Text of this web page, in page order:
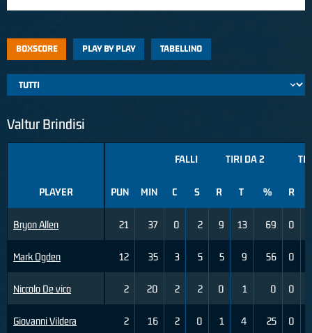
BOXSCORE PLAY BY PLAY TABELLINO
Valtur Brindisi
PLAYER
Bryon Allen
Mark Ogden
Niccolo De vico
Giovanni Vildera
FALLI TIRI DA 2
PUN MIN C S R T % R
21 37 0 2 9 13 69 0
12 35 3 5 5 9 56 0
2 20 2 2 0 1 0 0
2 16 2 0 1 4 25 0